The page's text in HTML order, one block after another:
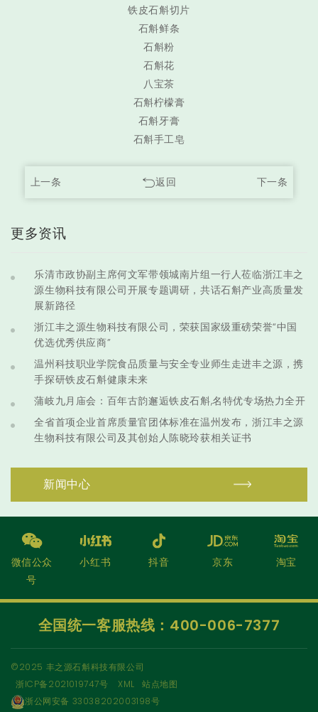
铁皮石斛切片
石斛鲜条
石斛粉
石斛花
八宝茶
石斛柠檬膏
石斛牙膏
石斛手工皂
上一条 返回 下一条
更多资讯
乐清市政协副主席何文军带领城南片组一行人莅临浙江丰之
源生物科技有限公司开展专题调研，共话石斛产业高质量发
展新路径
浙江丰之源生物科技有限公司，荣获国家级重磅荣誉“中国
优选优秀供应商”
温州科技职业学院食品质量与安全专业师生走进丰之源，携
手探研铁皮石斛健康未来
蒲岐九月庙会：百年古韵邂逅铁皮石斛,名特优专场热力全开
全省首项企业首席质量官团体标准在温州发布，浙江丰之源
生物科技有限公司及其创始人陈晓玲获相关证书
新闻中心
微信公众
号
小红书 抖音 京东 淘宝
全国统一客服热线： 400-006-7377
©2025 丰之源石斛科技有限公司
浙ICP备2021019747号
XML
站点地图
浙公网安备 33038202003198号